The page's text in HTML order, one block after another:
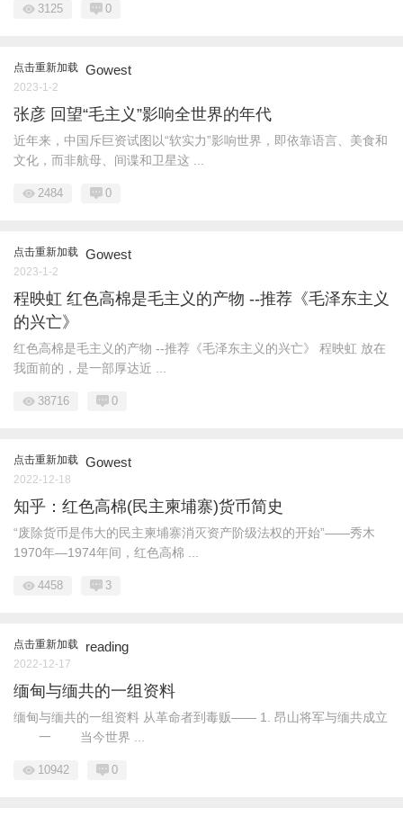
3125 0
点击重新加载 Gowest
2023-1-2
张彦 回望“毛主义”影响全世界的年代
近年来，中国斥巨资试图以“软实力”影响世界，即依靠语言、美食和
文化，而非航母、间谍和卫星这 ...
2484 0
点击重新加载 Gowest
2023-1-2
程映虹 红色高棉是毛主义的产物 --推荐《毛泽东主义
的兴亡》
红色高棉是毛主义的产物 --推荐《毛泽东主义的兴亡》 程映虹 放在
我面前的，是一部厚达近 ...
38716 0
点击重新加载 Gowest
2022-12-18
知乎：红色高棉(民主柬埔寨)货币简史
“废除货币是伟大的民主柬埔寨消灭资产阶级法权的开始”——秀木
1970年—1974年间，红色高棉 ...
4458 3
点击重新加载 reading
2022-12-17
缅甸与缅共的一组资料
缅甸与缅共的一组资料 从革命者到毒贩—— 1. 昂山将军与缅共成立
一 当今世界 ...
10942 0